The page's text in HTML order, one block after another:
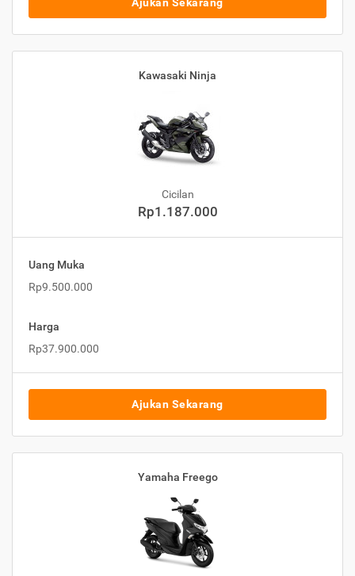
Ajukan Sekarang
Kawasaki Ninja
Cicilan
Rp1.187.000
Uang Muka
Rp9.500.000
Harga
Rp37.900.000
Ajukan Sekarang
Yamaha Freego